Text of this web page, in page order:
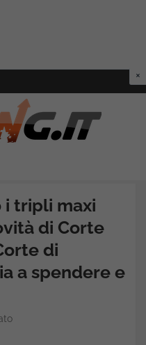
i tripli maxi
di Corte
di
a spendere e